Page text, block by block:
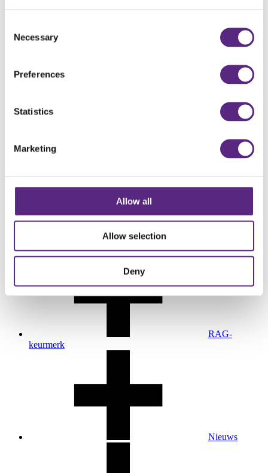
Selection
Necessary
Preferences
Statistics
Marketing
Allow all
Allow selection
Deny
Certificeringen
RAG-
keurmerk
Nieuws